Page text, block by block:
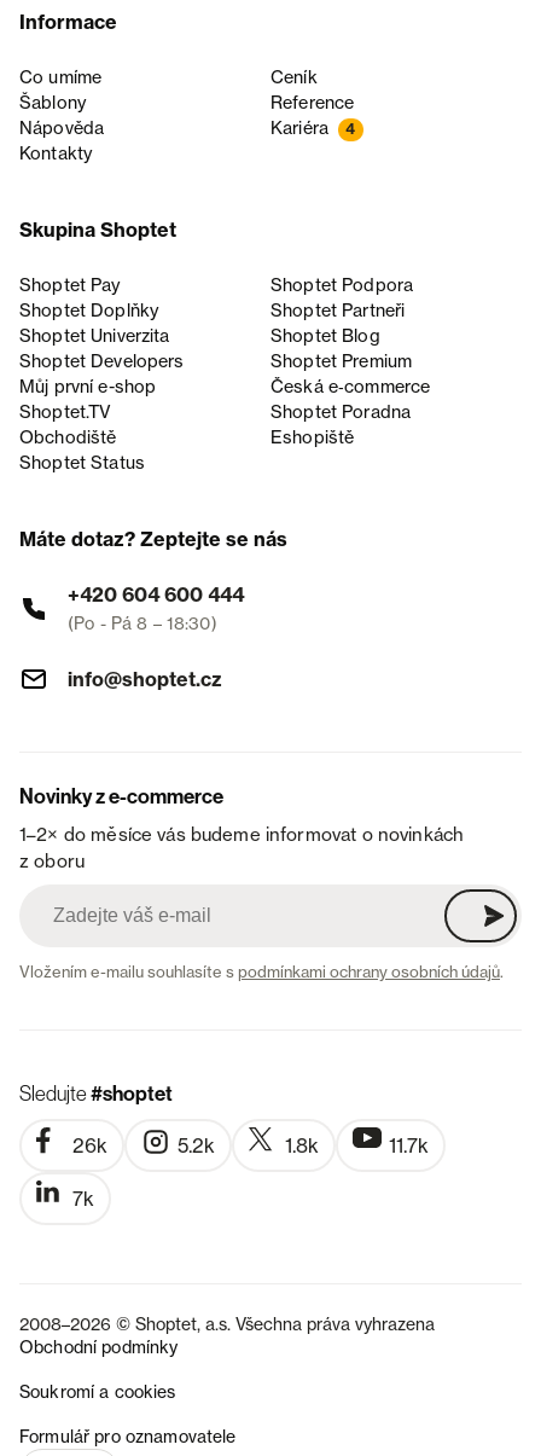
Informace
Co umíme
Ceník
Šablony
Reference
Nápověda
Kariéra 4
Kontakty
Skupina Shoptet
Shoptet Pay
Shoptet Podpora
Shoptet Doplňky
Shoptet Partneři
Shoptet Univerzita
Shoptet Blog
Shoptet Developers
Shoptet Premium
Můj první e-shop
Česká e‑commerce
Shoptet.TV
Shoptet Poradna
Obchodiště
Eshopiště
Shoptet Status
Máte dotaz? Zeptejte se nás
+420 604 600 444
(Po - Pá 8 – 18:30)
info@shoptet.cz
Novinky z e-commerce
1–2× do měsíce vás budeme informovat o novinkách
z oboru
Vložením e-mailu souhlasíte spodmínkami ochrany osobních údajů.
Sledujte#shoptet
26k 5.2k 1.8k 11.7k
7k
2008–2026 © Shoptet, a.s. Všechna práva vyhrazena
Obchodní podmínky
Soukromí a cookies
Formulář pro oznamovatele